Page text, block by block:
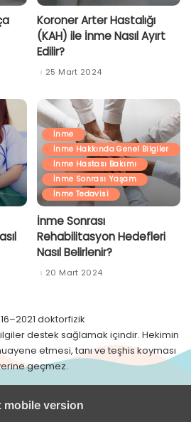
Koroner Arter Hastalığı
(KAH) ile İnme Nasıl Ayırt
Edilir?
25 Mart 2024
İnme
İnme Hakkında Genel Bilgiler
İnme Hastası Bakımı
İnme Sonrası Yaşam
İnme Tedavisi
İnme Sonrası
Rehabilitasyon Hedefleri
Nasıl Belirlenir?
20 Mart 2024
doktorfizik
destek sağlamak içindir. Hekimin
etmesi, tanı ve teşhis koyması
geçmez.
mobile version